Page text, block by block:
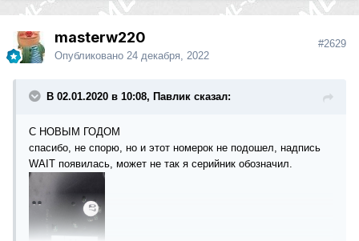
masterw220
Опубликовано 24 декабря, 2022
#2629
В 02.01.2020 в 10:08, Павлик сказал:
С НОВЫМ ГОДОМ
спасибо, не спорю, но и этот номерок не подошел, надпись
WAIT появилась, может не так я серийник обозначил.